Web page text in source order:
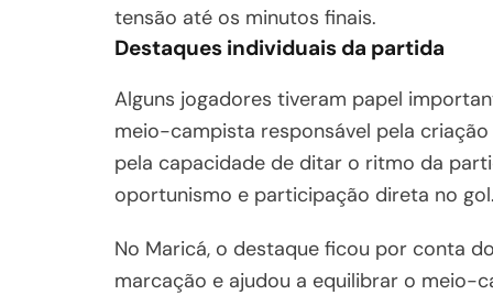
tensão até os minutos finais.
Destaques individuais da partida
Alguns jogadores tiveram papel
meio-campista responsável pela
pela capacidade de ditar o ritmo da
oportunismo e participação direta no
No Maricá, o destaque ficou por conta
marcação e ajudou a equilibrar o meio-